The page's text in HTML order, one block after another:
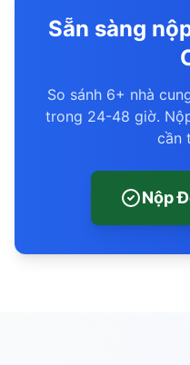
Sẵn sàng
So sánh 6+ nhà
trong 24-48 giờ.
cần
Nộp